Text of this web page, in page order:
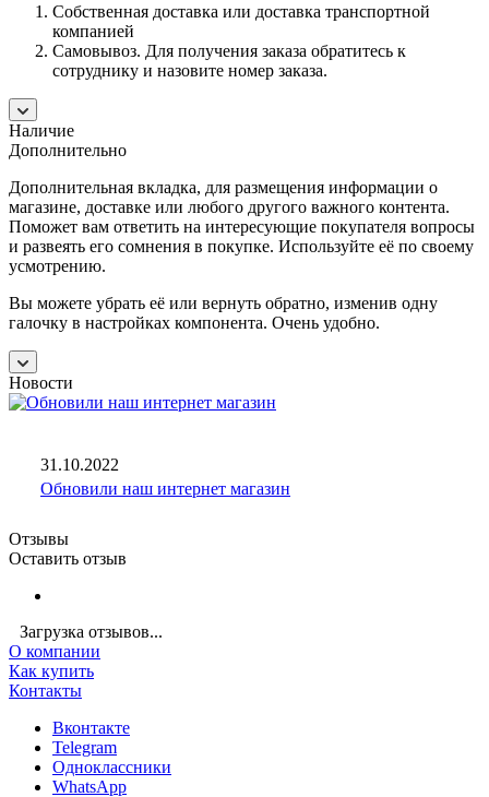
Собственная доставка или доставка транспортной
компанией
Самовывоз. Для получения заказа обратитесь к
сотруднику и назовите номер заказа.
Наличие
Дополнительно
Дополнительная вкладка, для размещения информации о
магазине, доставке или любого другого важного контента.
Поможет вам ответить на интересующие покупателя вопросы
и развеять его сомнения в покупке. Используйте её по своему
усмотрению.
Вы можете убрать её или вернуть обратно, изменив одну
галочку в настройках компонента. Очень удобно.
Новости
31.10.2022
Обновили наш интернет магазин
Отзывы
Оставить отзыв
Загрузка отзывов...
О компании
Как купить
Контакты
Вконтакте
Telegram
Одноклассники
WhatsApp